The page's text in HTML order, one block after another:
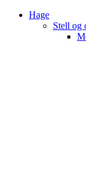
Hage
Stell og